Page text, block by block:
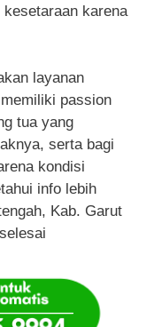
karena
layanan
passion
tua yang
serta bagi
kondisi
info lebih
Kab. Garut